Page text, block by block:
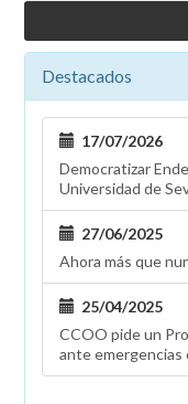
Destacados
17/07/2026
Democratizar
Universidad de
27/06/2025
Ahora más que
25/04/2025
CCOO pide un
ante emergencias